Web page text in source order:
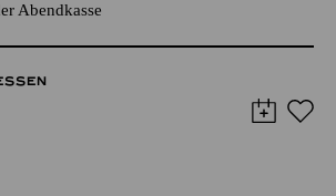
Abendkasse